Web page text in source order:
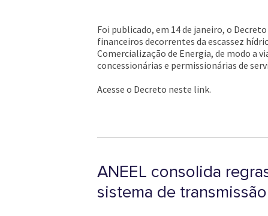
Foi publicado, em 14 de janeiro, o
financeiros decorrentes da escassez
Comercialização de Energia, de modo a
concessionárias e permissionárias de
Acesse o Decreto neste link.
ANEEL consolida
sistema de transmissão